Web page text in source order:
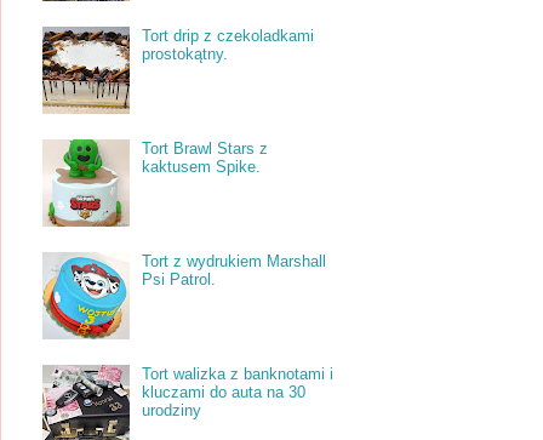
Tort drip z czekoladkami
prostokątny.
Tort Brawl Stars z
kaktusem Spike.
Tort z wydrukiem Marshall
Psi Patrol.
Tort walizka z banknotami i
kluczami do auta na 30
urodziny